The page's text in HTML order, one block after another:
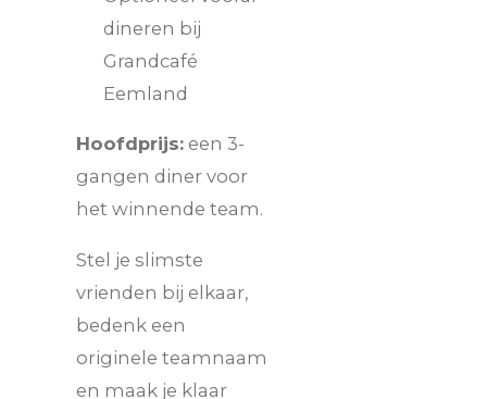
dineren bij
Grandcafé
Eemland
Hoofdprijs: een 3-
gangen diner voor
het winnende team.
Stel je slimste
vrienden bij elkaar,
bedenk een
originele teamnaam
en maak je klaar